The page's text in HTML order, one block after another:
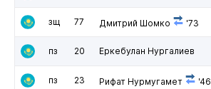
зщ 77 Дмитрий Шомко '73
пз 20 Еркебулан Нургалиев
пз 23 Рифат Нурмугамет '46